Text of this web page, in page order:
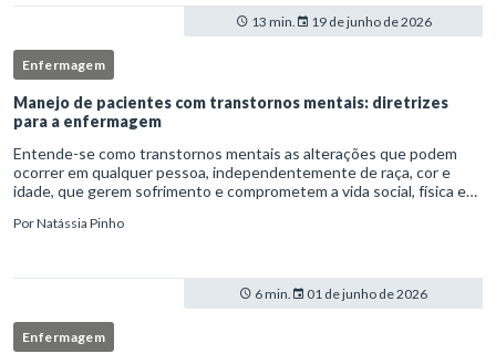
13 min. 19 de junho de 2026
Enfermagem
Manejo de pacientes com transtornos mentais: diretrizes
para a enfermagem
Entende-se como transtornos mentais as alterações que podem
ocorrer em qualquer pessoa, independentemente de raça, cor e
idade, que gerem sofrimento e comprometem a vida social, física e
PorNatássia Pinho
6 min. 01 de junho de 2026
Enfermagem